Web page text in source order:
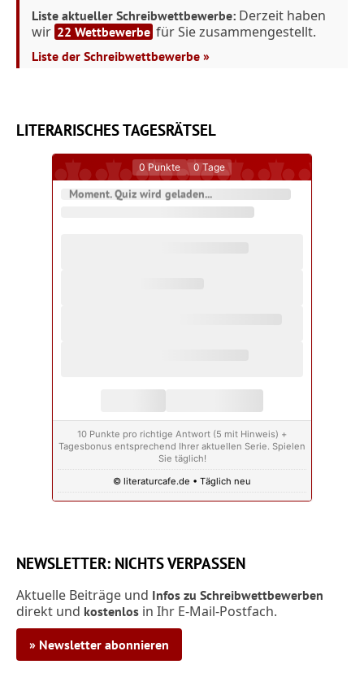
Liste aktueller Schreibwettbewerbe: Derzeit haben
wir 22 Wettbewerbe für Sie zusammengestellt.
Liste der Schreibwettbewerbe »
LITERARISCHES TAGESRÄTSEL
0 Punkte 0 Tage
Moment. Quiz wird geladen...
10 Punkte pro richtige Antwort (5 mit Hinweis) +
Tagesbonus entsprechend Ihrer aktuellen Serie. Spielen
Sie täglich!
© literaturcafe.de • Täglich neu
NEWSLETTER: NICHTS VERPASSEN
Aktuelle Beiträge und Infos zu Schreibwettbewerben
direkt und kostenlos in Ihr E-Mail-Postfach.
» Newsletter abonnieren